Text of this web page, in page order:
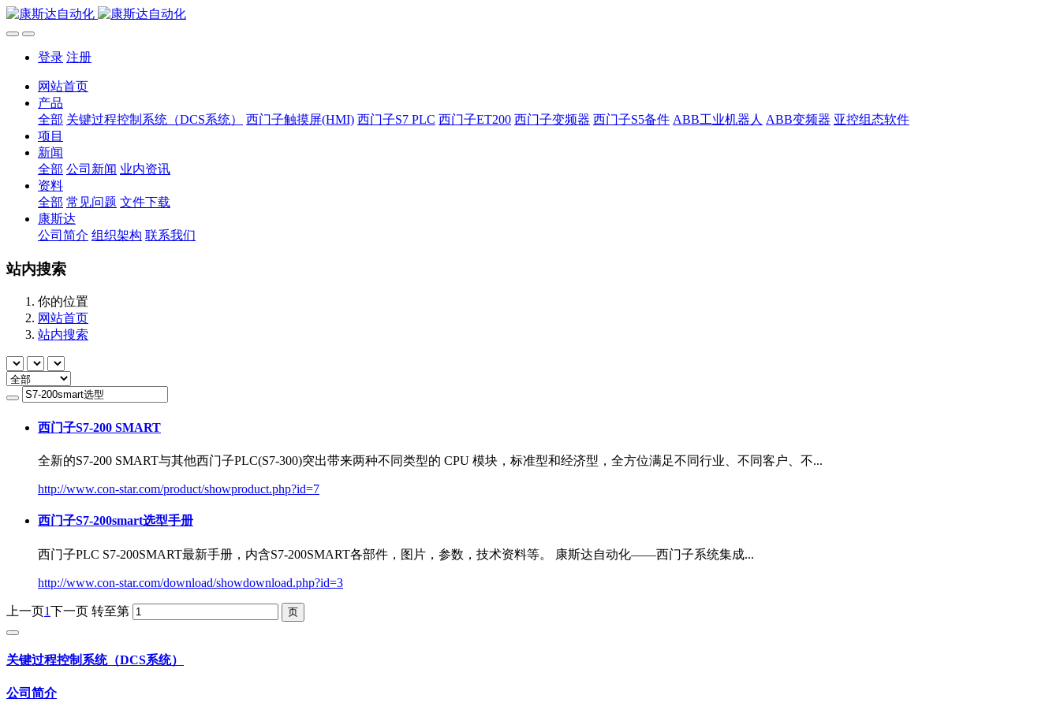
登录 注册
网站首页
产品
全部 关键过程控制系统（DCS系统） 西门子触摸屏(HMI) 西门子S7 PLC 西门子ET200 西门子变频器 西门子S5备件 ABB工业机器人 ABB变频器 亚控组态软件
项目
新闻
全部 公司新闻 业内资讯
资料
全部 常见问题 文件下载
康斯达
公司简介 组织架构 联系我们
站内搜索
你的位置
网站首页
站内搜索
西门子S7-200 SMART
全新的S7-200 SMART与其他西门子PLC(S7-300)突出带来两种不同类型的 CPU 模块，标准型和经济型，全方位满足不同行业、不同客户、不...
http://www.con-star.com/product/showproduct.php?id=7
西门子S7-200smart选型手册
西门子PLC S7-200SMART最新手册，内含S7-200SMART各部件，图片，参数，技术资料等。 康斯达自动化——西门子系统集成...
http://www.con-star.com/download/showdownload.php?id=3
上一页1下一页 转至第
关键过程控制系统（DCS系统）
公司简介